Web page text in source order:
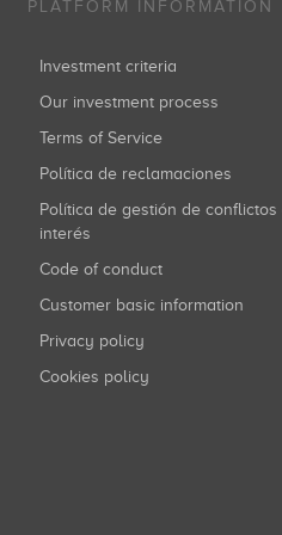
PLATFORM INFORMATION
Investment criteria
Our investment process
Terms of Service
Política de reclamaciones
Política de gestión de conflictos de
interés
Code of conduct
Customer basic information
Privacy policy
Cookies policy